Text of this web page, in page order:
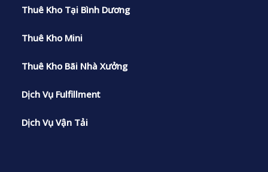
Thuê Kho Tại Bình Dương
Thuê Kho Mini
Thuê Kho Bãi Nhà Xưởng
Dịch Vụ Fulfillment
Dịch Vụ Vận Tải